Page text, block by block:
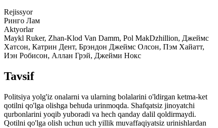
Rejissyor
Ринго Лам
Aktyorlar
Maykl Ruker, Zhan-Klod Van Damm, Pol MakDzhillion, Джеймс
Хатсон, Катрин Дент, Брэндон Джеймс Олсон, Пэм Хайатт,
Иэн Робисон, Аллан Грэй, Джейми Нокс
Tavsif
Politsiya yolg'iz onalarni va ularning bolalarini o'ldirgan ketma-ket
qotilni qo'lga olishga behuda urinmoqda. Shafqatsiz jinoyatchi
qurbonlarini yoqib yuboradi va hech qanday dalil qoldirmaydi.
Qotilni qo'lga olish uchun uch yillik muvaffaqiyatsiz urinishlardan